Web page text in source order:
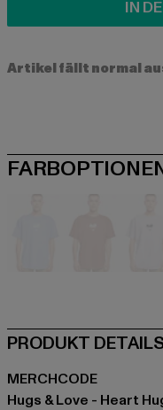
IN
Artikel fällt normal
PRODUKT
MERCHCODE
Hugs & Love - Heart